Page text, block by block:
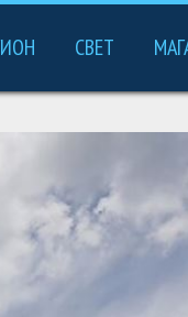
СВЕТ